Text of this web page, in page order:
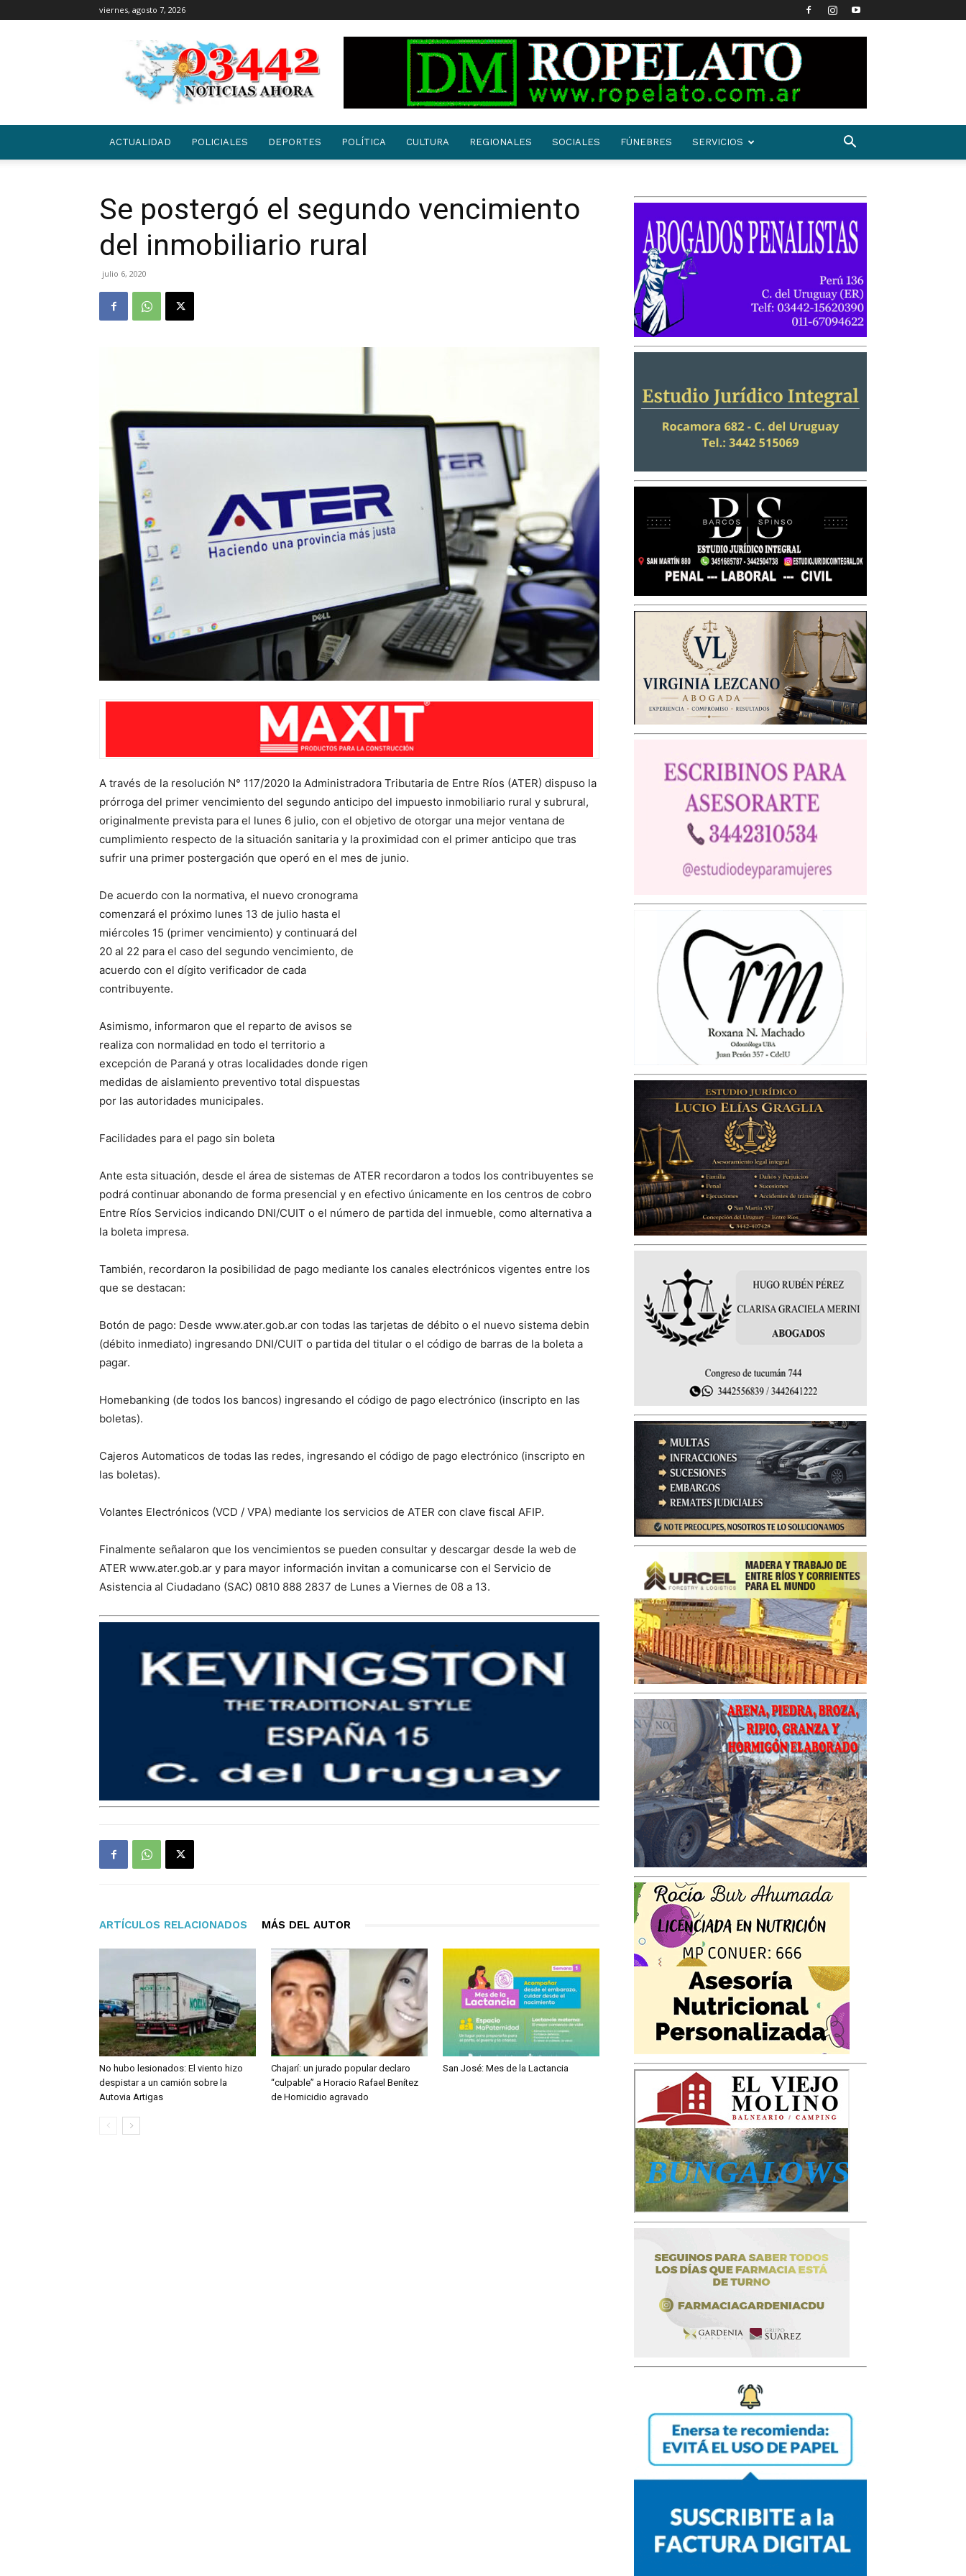
viernes, agosto 7, 2026
03442
|
NOTICIAS
ACTUALIDAD POLICIALES DEPORTES POLÍTICA CULTURA REGIONALES SOCIALES FÚNEBRES SERVICIOS
Se postergó el segundo vencimiento
del inmobiliario rural
julio 6, 2020
A través de la resolución N° 117/2020 la Administradora Tributaria de Entre Ríos (ATER) dispuso la
prórroga del primer vencimiento del segundo anticipo del impuesto inmobiliario rural y subrural,
originalmente prevista para el lunes 6 julio, con el objetivo de otorgar una mejor ventana de
cumplimiento respecto de la situación sanitaria y la proximidad con el primer anticipo que tras
sufrir una primer postergación que operó en el mes de junio.
De acuerdo con la normativa, el nuevo cronograma
comenzará el próximo lunes 13 de julio hasta el
miércoles 15 (primer vencimiento) y continuará del
20 al 22 para el caso del segundo vencimiento, de
acuerdo con el dígito verificador de cada
contribuyente.
Asimismo, informaron que el reparto de avisos se
realiza con normalidad en todo el territorio a
excepción de Paraná y otras localidades donde rigen
medidas de aislamiento preventivo total dispuestas
por las autoridades municipales.
Facilidades para el pago sin boleta
Ante esta situación, desde el área de sistemas de ATER recordaron a todos los contribuyentes se
podrá continuar abonando de forma presencial y en efectivo únicamente en los centros de cobro
Entre Ríos Servicios indicando DNI/CUIT o el número de partida del inmueble, como alternativa a
la boleta impresa.
También, recordaron la posibilidad de pago mediante los canales electrónicos vigentes entre los
que se destacan:
Botón de pago: Desde www.ater.gob.ar con todas las tarjetas de débito o el nuevo sistema debin
(débito inmediato) ingresando DNI/CUIT o partida del titular o el código de barras de la boleta a
pagar.
Homebanking (de todos los bancos) ingresando el código de pago electrónico (inscripto en las
boletas).
Cajeros Automaticos de todas las redes, ingresando el código de pago electrónico (inscripto en
las boletas).
Volantes Electrónicos (VCD / VPA) mediante los servicios de ATER con clave fiscal AFIP.
Finalmente señalaron que los vencimientos se pueden consultar y descargar desde la web de
ATER www.ater.gob.ar y para mayor información invitan a comunicarse con el Servicio de
Asistencia al Ciudadano (SAC) 0810 888 2837 de Lunes a Viernes de 08 a 13.
ARTÍCULOS RELACIONADOS MÁS DEL AUTOR
No hubo lesionados: El viento hizo
despistar a un camión sobre la
Autovia Artigas
Chajarí: un jurado popular declaro
“culpable” a Horacio Rafael Benítez
de Homicidio agravado
San José: Mes de la Lactancia